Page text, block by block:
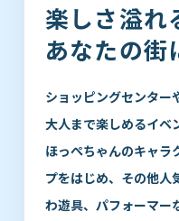
楽しさ溢れ
あなたの街
ショッピングセンター
大人まで楽しめるイベ
ほっぺちゃんのキャラ
プをはじめ、その他人
わ遊具、パフォーマー